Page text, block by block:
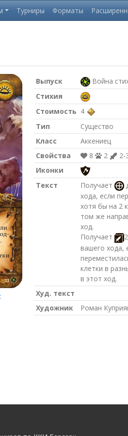
Турниры Форматы
Выпуск Война
Стихия
Стоимость 4
Тип
Существо
Класс
Аккениец
Свойства
8 2
2-
Иконки
Текст
Получает
хода, если
хотя бы на 2
том же
ход.
Получает
вашего хода,
клетки в
в этот ход.
Худ. текст
Художник
Роман